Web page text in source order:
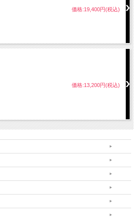
価格:19,400円(税込)
価格:13,200円(税込)